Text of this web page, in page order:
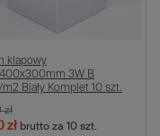
klapowy
3W B
Biały Komplet 10 szt.
zł
zł brutto za 10 szt.